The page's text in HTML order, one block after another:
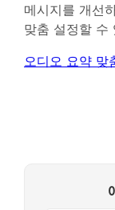
메시지를 개선
맞춤 설정할 수
오디오 요약 맞